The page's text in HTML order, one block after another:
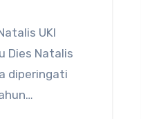
UKI
Dies Natalis
diperingati